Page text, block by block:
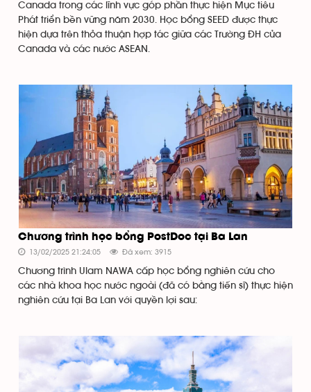
Canada trong các lĩnh vực góp phần thực hiện Mục tiêu
Phát triển bền vững năm 2030. Học bổng SEED được thực
hiện dựa trên thỏa thuận hợp tác giữa các Trường ĐH của
Canada và các nước ASEAN.
Chương trình học bổng PostDoc tại Ba Lan
13/02/2025 21:24:05 Đã xem: 3915
Chương trình Ulam NAWA cấp học bổng nghiên cứu cho
các nhà khoa học nước ngoài (đã có bằng tiến sĩ) thực hiện
nghiên cứu tại Ba Lan với quyền lợi sau: